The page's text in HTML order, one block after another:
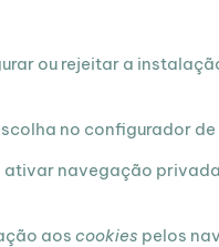
ou rejeitar a
no configurador
navegação
aos cookies pelos